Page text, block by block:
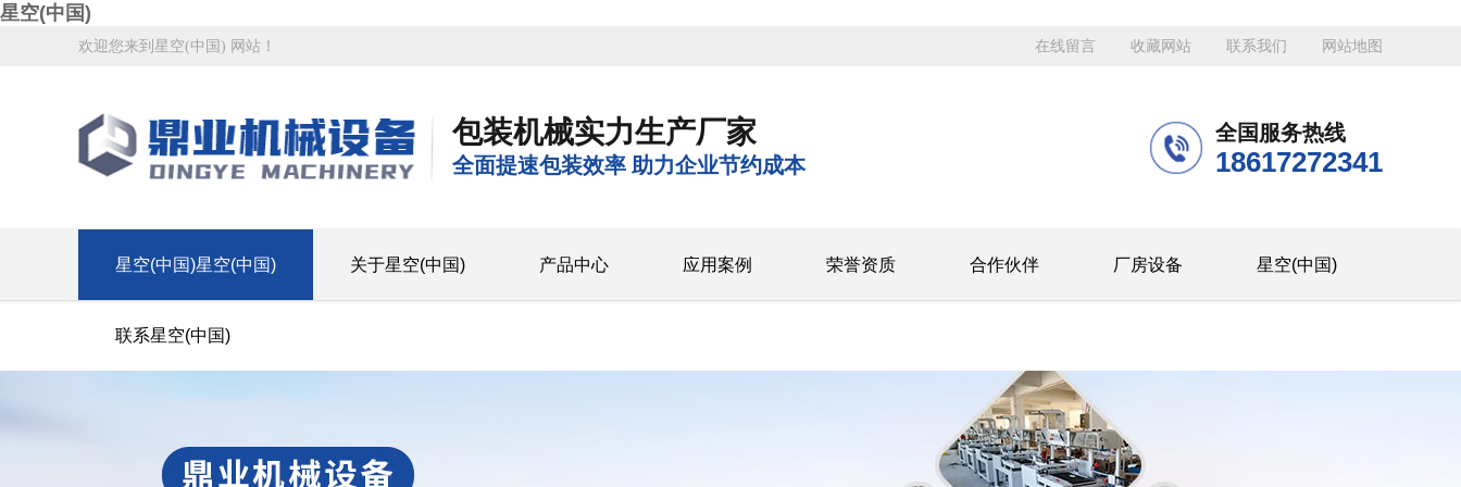
星空(中国)
在线留言 收藏网站 联系我们 网站地图
欢迎您来到星空(中国) 网站！
包装机械实力生产厂家
全面提速包装效率 助力企业节约成本
全国服务热线
18617272341
星空(中国)星空(中国) 关于星空(中国) 产品中心 应用案例 荣誉资质 合作伙伴 厂房设备 星空(中国)
联系星空(中国)